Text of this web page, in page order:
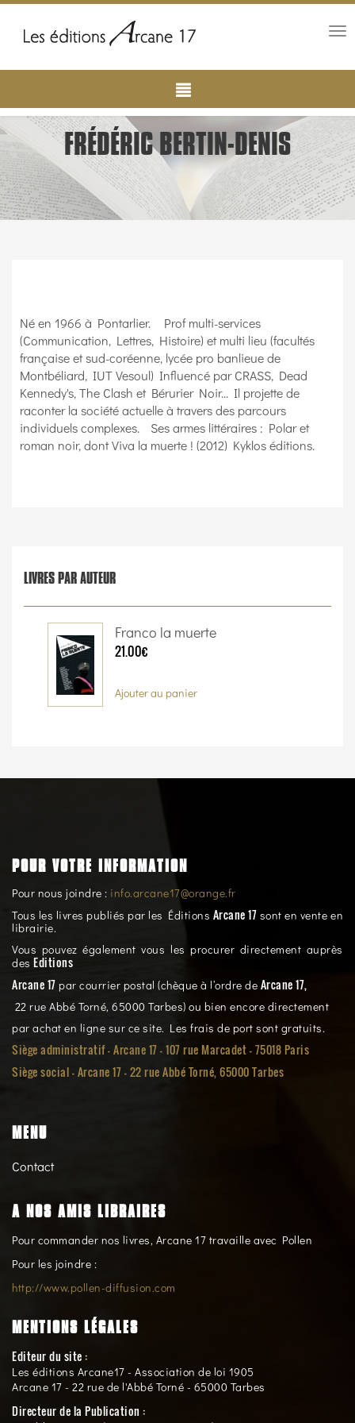
contenu
principal
navigation
FRÉDÉRIC BERTIN-DENIS
Né en 1966 à Pontarlier. Prof multi-services
(Communication, Lettres, Histoire) et multi lieu (facultés
française et sud-coréenne, lycée pro banlieue de
Montbéliard, IUT Vesoul) Influencé par CRASS, Dead
Kennedy's, The Clash et Bérurier Noir... Il projette de
raconter la société actuelle à travers des parcours
individuels complexes. Ses armes littéraires : Polar et
roman noir, dont Viva la muerte ! (2012) Kyklos éditions.
LIVRES PAR AUTEUR
Franco la muerte
21.00€
Ajouter au panier
POUR VOTRE INFORMATION
Pour nous joindre : info.arcane17@orange.fr
Tous les livres publiés par les Éditions Arcane 17 sont en vente en
librairie.
Vous pouvez également vous les procurer directement auprès
des Editions
Arcane 17 par courrier postal (chèque à l’ordre de Arcane 17,
22 rue Abbé Torné, 65000 Tarbes) ou bien encore directement
par achat en ligne sur ce site. Les frais de port sont gratuits.
Siège administratif - Arcane 17 - 107 rue Marcadet - 75018 Paris
Siège social -Arcane 17 - 22 rue Abbé Torné, 65000 Tarbes
MENU
Contact
A NOS AMIS LIBRAIRES
Pour commander nos livres, Arcane 17 travaille avec Pollen
Pour les joindre :
http://www.pollen-diffusion.com
MENTIONS LÉGALES
Editeur du site :
Les éditions Arcane17 - Association de loi 1905
Arcane 17 - 22 rue de l'Abbé Torné - 65000 Tarbes
Directeur de la Publication :